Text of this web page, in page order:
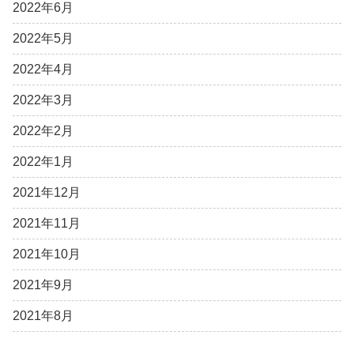
2022年6月
2022年5月
2022年4月
2022年3月
2022年2月
2022年1月
2021年12月
2021年11月
2021年10月
2021年9月
2021年8月